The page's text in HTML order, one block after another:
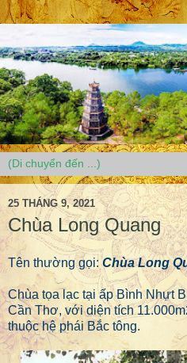
25 THÁNG 9, 2021
Chùa Long Quang
Tên thường gọi:Chùa Long
Chùa tọa lạc tại ấp Bình Nhựt
Cần Thơ, với diện tích
thuộc hệ phái Bắc tông.